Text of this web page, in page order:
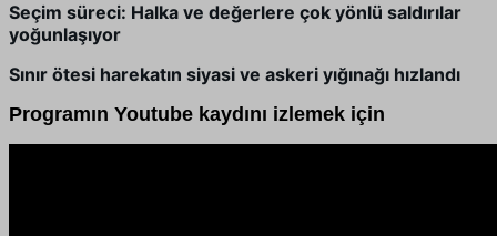
Seçim süreci: Halka ve değerlere çok yönlü saldırılar
yoğunlaşıyor
Sınır ötesi harekatın siyasi ve askeri yığınağı hızlandı
Programın Youtube kaydını izlemek için